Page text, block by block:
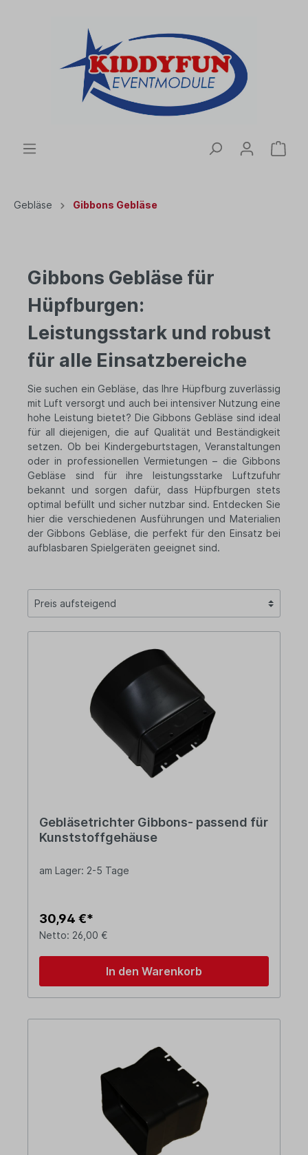
Gebläse Gibbons Gebläse
Gibbons Gebläse für
Hüpfburgen:
Leistungsstark und robust
für alle Einsatzbereiche
Sie suchen ein Gebläse, das Ihre Hüpfburg zuverlässig
mit Luft versorgt und auch bei intensiver Nutzung eine
hohe Leistung bietet? Die Gibbons Gebläse sind ideal
für all diejenigen, die auf Qualität und Beständigkeit
setzen. Ob bei Kindergeburtstagen, Veranstaltungen
oder in professionellen Vermietungen – die Gibbons
Gebläse sind für ihre leistungsstarke Luftzufuhr
bekannt und sorgen dafür, dass Hüpfburgen stets
optimal befüllt und sicher nutzbar sind. Entdecken Sie
hier die verschiedenen Ausführungen und Materialien
der Gibbons Gebläse, die perfekt für den Einsatz bei
aufblasbaren Spielgeräten geeignet sind.
Gebläsetrichter Gibbons- passend für
Kunststoffgehäuse
am Lager: 2-5 Tage
30,94 €*
Netto: 26,00 €
In den Warenkorb